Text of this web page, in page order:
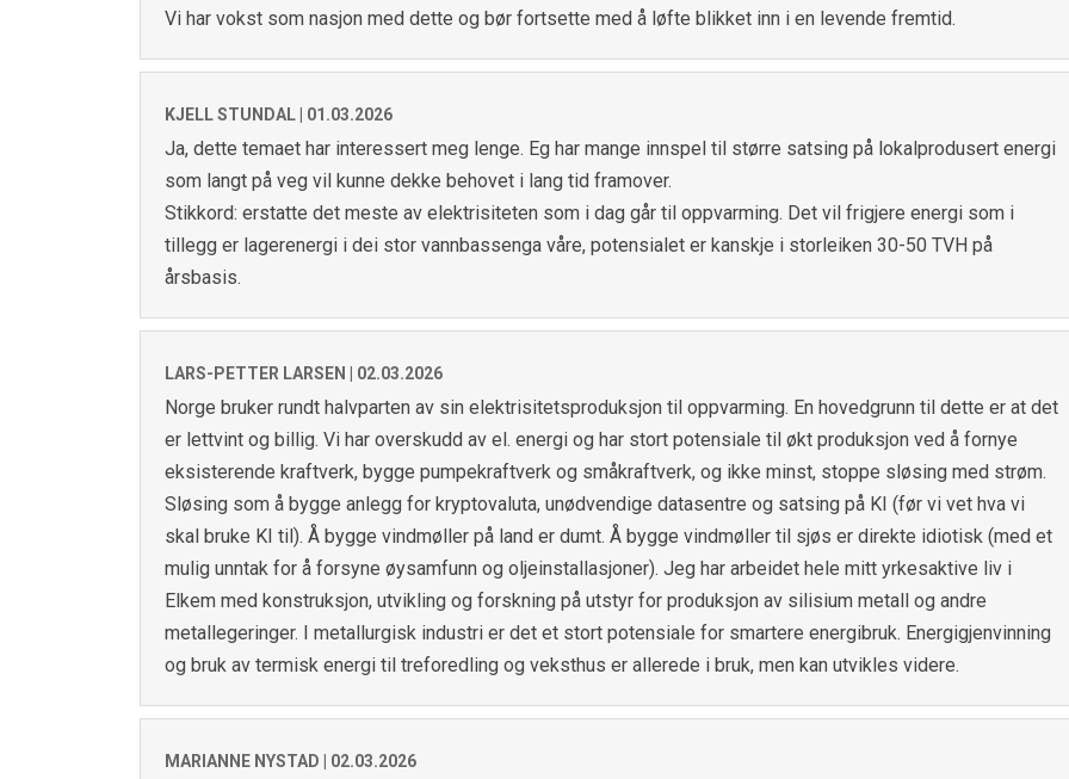
Vi har vokst som nasjon med dette og bør fortsette med å løfte blikket inn i en levende fremtid.
KJELL STUNDAL | 01.03.2026
Ja, dette temaet har interessert meg lenge. Eg har mange innspel til større satsing på lokalprodusert energi
som langt på veg vil kunne dekke behovet i lang tid framover.
Stikkord: erstatte det meste av elektrisiteten som i dag går til oppvarming. Det vil frigjere energi som i
tillegg er lagerenergi i dei stor vannbassenga våre, potensialet er kanskje i storleiken 30-50 TVH på
årsbasis.
LARS-PETTER LARSEN | 02.03.2026
Norge bruker rundt halvparten av sin elektrisitetsproduksjon til oppvarming. En hovedgrunn til dette er at det
er lettvint og billig. Vi har overskudd av el. energi og har stort potensiale til økt produksjon ved å fornye
eksisterende kraftverk, bygge pumpekraftverk og småkraftverk, og ikke minst, stoppe sløsing med strøm.
Sløsing som å bygge anlegg for kryptovaluta, unødvendige datasentre og satsing på KI (før vi vet hva vi
skal bruke KI til). Å bygge vindmøller på land er dumt. Å bygge vindmøller til sjøs er direkte idiotisk (med et
mulig unntak for å forsyne øysamfunn og oljeinstallasjoner). Jeg har arbeidet hele mitt yrkesaktive liv i
Elkem med konstruksjon, utvikling og forskning på utstyr for produksjon av silisium metall og andre
metallegeringer. I metallurgisk industri er det et stort potensiale for smartere energibruk. Energigjenvinning
og bruk av termisk energi til treforedling og veksthus er allerede i bruk, men kan utvikles videre.
MARIANNE NYSTAD | 02.03.2026